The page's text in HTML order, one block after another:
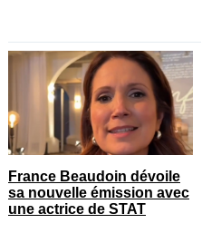
France Beaudoin dévoile
sa nouvelle émission avec
une actrice de STAT